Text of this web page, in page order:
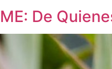
De